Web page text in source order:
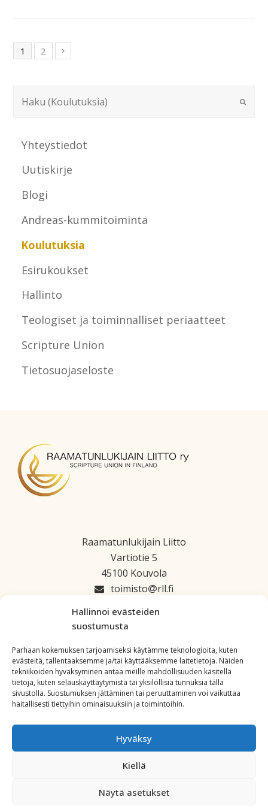
Hallinnoi evästeiden
suostumusta
Parhaan kokemuksen tarjoamiseksi käytämme teknologioita, kuten
evästeitä, tallentaaksemme ja/tai käyttääksemme laitetietoja. Näiden
tekniikoiden hyväksyminen antaa meille mahdollisuuden käsitellä
tietoja, kuten selauskäyttäytymistä tai yksilöllisiä tunnuksia tällä
sivustolla. Suostumuksen jättäminen tai peruuttaminen voi vaikuttaa
haitallisesti tiettyihin ominaisuuksiin ja toimintoihin.
Hyväksy
Kiellä
Näytä asetukset
1 2
Yhteystiedot
Uutiskirje
Blogi
Andreas-kummitoiminta
Koulutuksia
Esirukoukset
Hallinto
Teologiset ja toiminnalliset periaatteet
Scripture Union
Tietosuojaseloste
Raamatunlukijain Liitto
Vartiotie 5
45100 Kouvola
toimisto
rll.fi
Copyright: All Rights Reserved. Powered by